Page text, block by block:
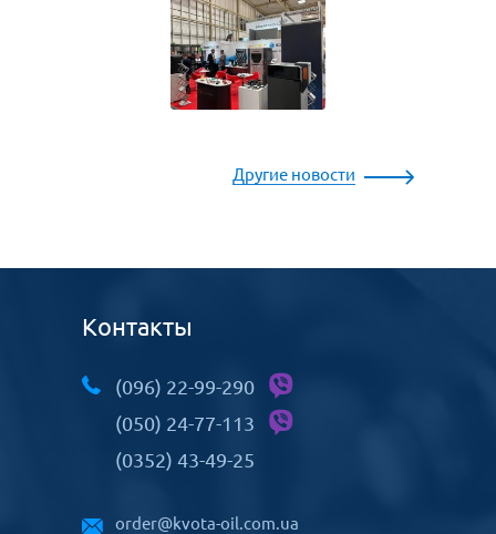
Другие новости
Контакты
(096) 22-99-290
(050) 24-77-113
(0352) 43-49-25
order@kvota-oil.com.ua